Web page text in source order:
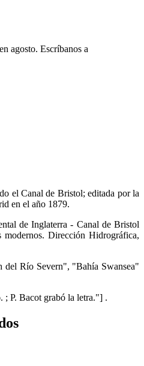
agosto. Escríbanos a
el Canal de Bristol; editada por la
en el año 1879.
de Inglaterra - Canal de Bristol
modernos. Dirección Hidrográfica,
del Río Severn", "Bahía Swansea"
P. Bacot grabó la letra."] .